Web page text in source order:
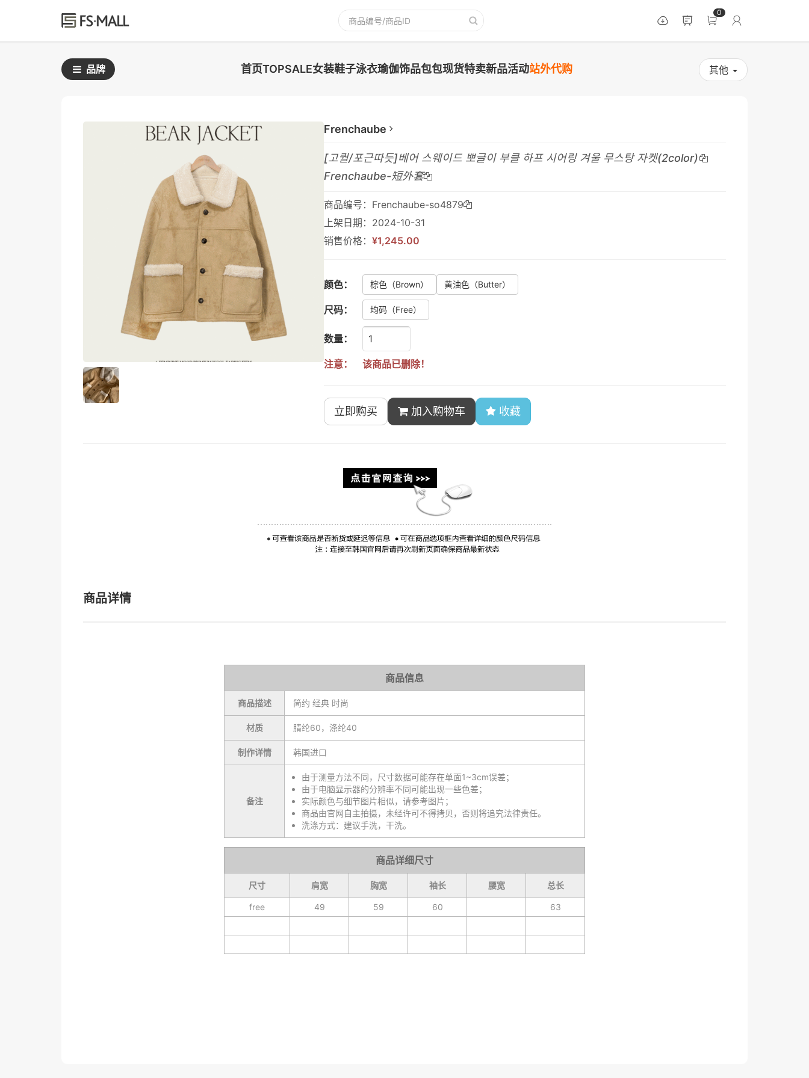
0
品牌 首页TOPSALE女装鞋子泳衣瑜伽饰品包包现货特卖新品活动站外代购 其他
Frenchaube
[고퀄/포근따듯]베어 스웨이드 뽀글이 부클 하프 시어링 겨울 무스탕 자켓(2color)
Frenchaube-短外套
商品编号：Frenchaube-so4879
上架日期：2024-10-31
销售价格： ¥1,245.00
颜色： 棕色 （Brown） 黄油色 （Butter）
尺码： 均码 （Free）
数量：
注意： 该商品已删除！
立即购买 加入购物车 收藏
商品详情
商品信息
商品描述 简约 经典 时尚
材质 腈纶60，涤纶40
制作详情 韩国进口
备注
由于测量方法不同，尺寸数据可能存在单面1~3cm误差；
由于电脑显示器的分辨率不同可能出现一些色差；
实际颜色与细节图片相似，请参考图片；
商品由官网自主拍摄，未经许可不得拷贝，否则将追究法律责任。
洗涤方式：建议手洗，干洗。
商品详细尺寸
尺寸 肩宽 胸宽 袖长 腰宽 总长
free 49 59 60 63